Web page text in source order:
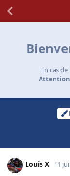
En cas
Attention
Louis X 11